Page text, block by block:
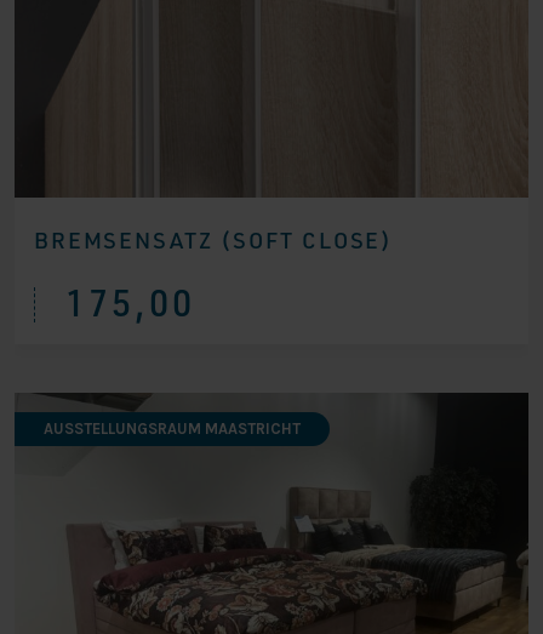
BREMSENSATZ (SOFT CLOSE)
175,00
AUSSTELLUNGSRAUM MAASTRICHT